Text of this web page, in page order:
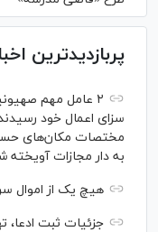
پربازدیدترین
سزای اعمال خود
مختصات مکان‌های
به دار مجازات آویخته
هیچ یک از اموال